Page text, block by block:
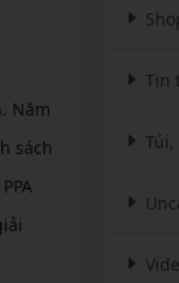
Năm
sách
Tin